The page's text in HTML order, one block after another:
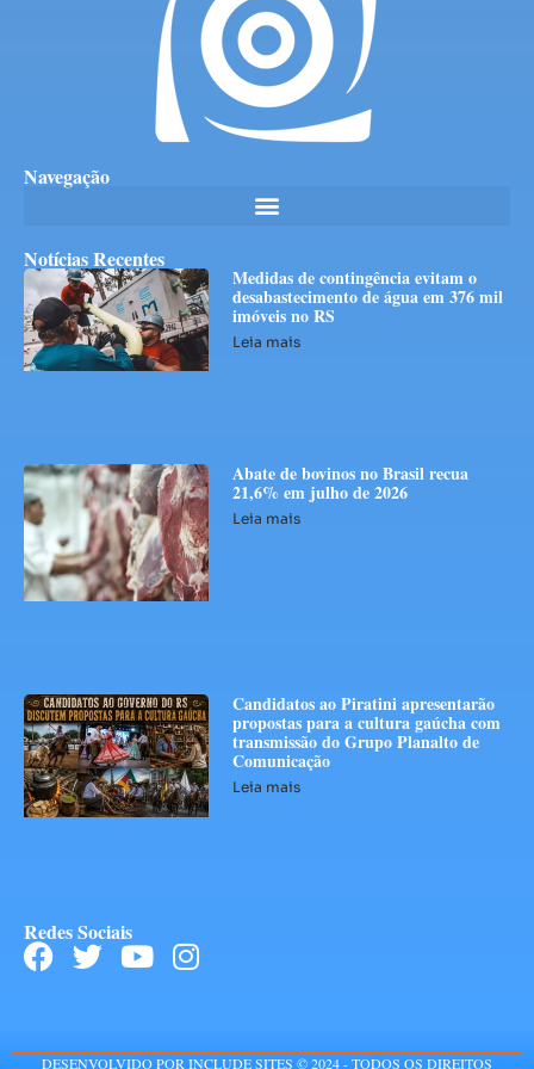
Navegação
Notícias Recentes
Medidas de contingência evitam o
desabastecimento de água em 376 mil
imóveis no RS
Leia mais
Abate de bovinos no Brasil recua
21,6% em julho de 2026
Leia mais
Candidatos ao Piratini apresentarão
propostas para a cultura gaúcha com
transmissão do Grupo Planalto de
Comunicação
Leia mais
Redes Sociais
DESENVOLVIDO POR INCLUDE SITES © 2024 - TODOS OS DIREITOS